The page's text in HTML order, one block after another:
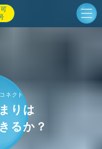
ネクト
りは
るか？